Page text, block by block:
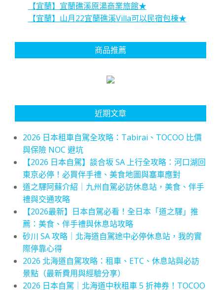
【宜蘭】宜蘭礁溪原湯商業旅館★
【宜蘭】山月22宜蘭礁溪Villa可以民宿包棟★
商品推薦
近期文章
2026 日本租車自駕全攻略：Tabirai、TOCOO 比價
與保險 NOC 避坑
【2026 日本自駕】談合坂 SA 上行全攻略：河口湖回
東京必停！必買伴手禮、美食地圖與塞車應對
道之驛阿蘇介紹｜九州自駕必訪休息站，美食、伴手
禮與交通攻略
【2026最新】日本自駕必看！全日本「道之驛」推
薦：美食、伴手禮與休息站攻略
砂川 SA 攻略｜北海道自駕途中必停休息站，我的實
際停靠心得
2026 北海道自駕攻略：租車、ETC、休息站與必訪
景點（最新費用與經驗分享）
2026 日本自駕｜北海道中秋租車 5 折神券！TOCOO